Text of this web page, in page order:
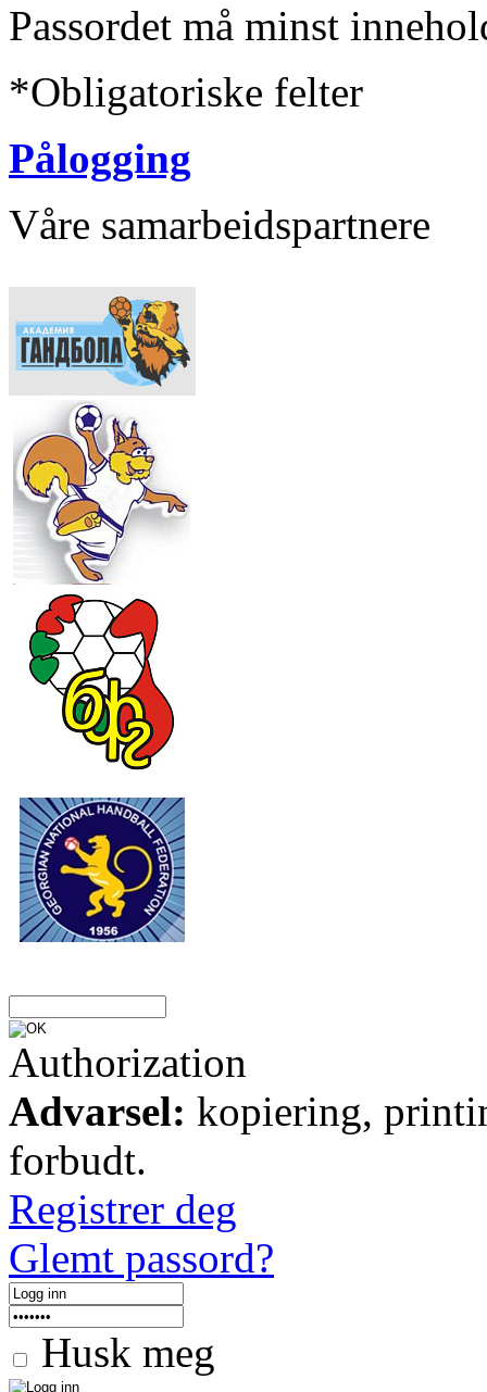
Passordet må minst
*Obligatoriske felter
Pålogging
Våre samarbeidspartnere
Authorization
Advarsel: kopiering,
forbudt.
Registrer deg
Glemt passord?
Husk meg